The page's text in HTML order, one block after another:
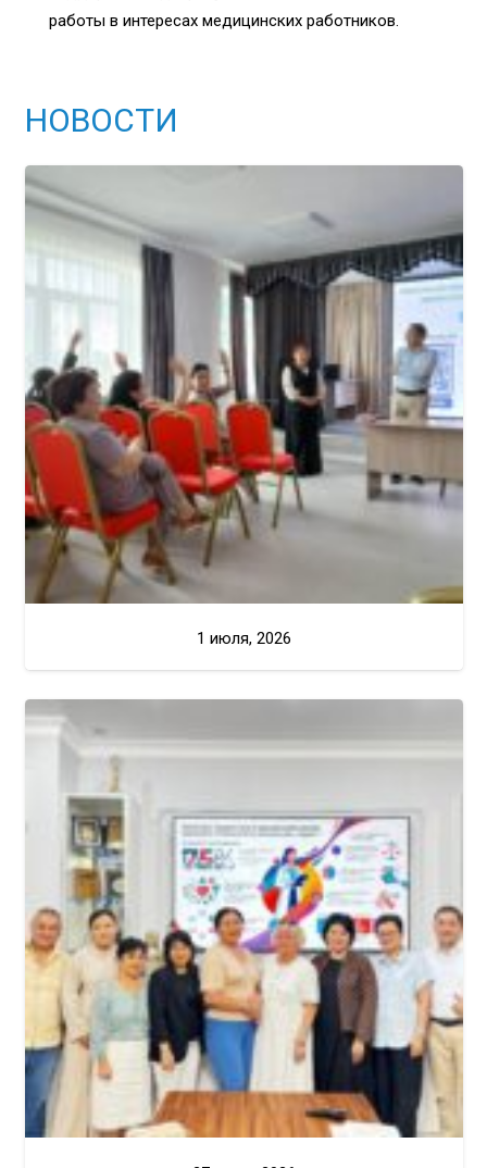
работы в интересах медицинских работников.
НОВОСТИ
1 июля, 2026